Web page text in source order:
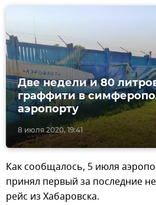
8 июля 2020, 19:41
Две недели и 80
граффити в
аэропорту
Как сообщалось, 5 июля
принял первый за последние
рейс из Хабаровска.